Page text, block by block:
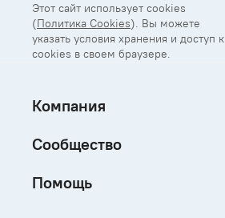
Этот сайт использует cookies
(Политика Cookies). Вы можете
указать условия хранения и доступ к
cookies в своем браузере.
Компания
Сообщество
Помощь